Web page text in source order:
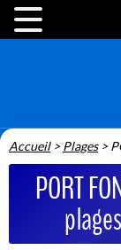
Accueil>Plages>
PORT